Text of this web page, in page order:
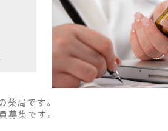
局です。
集です。